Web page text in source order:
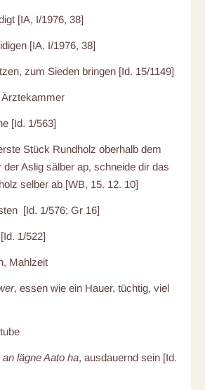
[IA, I/1976, 38]
[IA, I/1976, 38]
zum Sieden bringen [Id. 15/1149]
[Id. 1/563]
Stück Rundholz oberhalb dem
der Aslig sälber ap, schneide dir das
selber ab [WB, 15. 12. 10]
[Id. 1/576; Gr 16]
1/522]
Mahlzeit
, essen wie ein Hauer, tüchtig, viel
an lägne Aato ha, ausdauernd sein [Id.